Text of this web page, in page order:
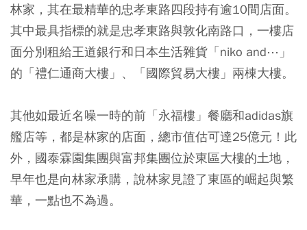
林家，其在最精華的忠孝東路四段持有逾10間店面。
其中最具指標的就是忠孝東路與敦化南路口，一樓店
面分別租給王道銀行和日本生活雜貨「niko and⋯」
的「禮仁通商大樓」、「國際貿易大樓」兩棟大樓。
其他如最近名噪一時的前「永福樓」餐廳和adidas旗
艦店等，都是林家的店面，總市值估可達25億元！此
外，國泰霖園集團與富邦集團位於東區大樓的土地，
早年也是向林家承購，說林家見證了東區的崛起與繁
華，一點也不為過。